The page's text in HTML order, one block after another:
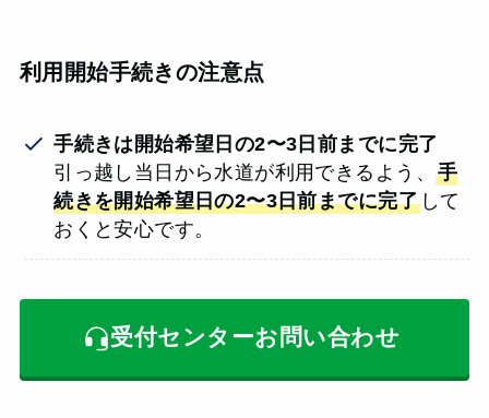
利用開始手続きの注意点
手続きは開始希望日の2〜3日前までに完了
引っ越し当日から水道が利用できるよう、 手
続きを開始希望日の2〜3日前までに完了して
おくと安心です。
受付センターお問い合わせ